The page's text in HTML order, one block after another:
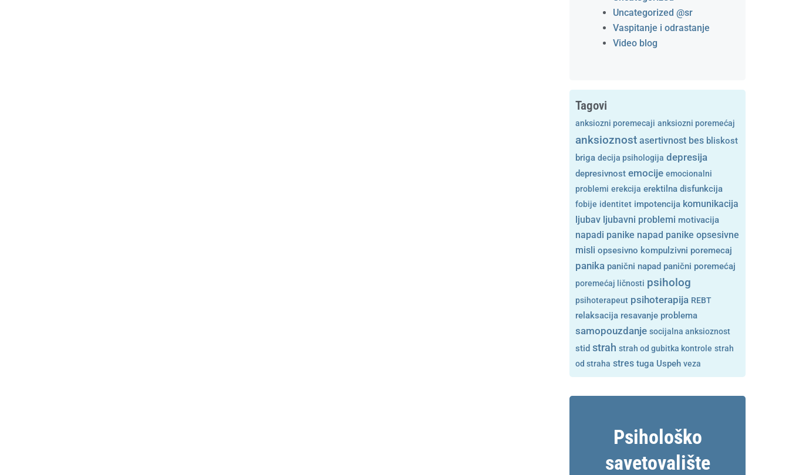
Uncategorized @sr
Vaspitanje i odrastanje
Video blog
Tagovi
anksiozni poremecaji anksiozni poremećaj
anksioznost asertivnost bes bliskost
briga decija psihologija depresija
depresivnost emocije emocionalni
problemi erekcija erektilna disfunkcija
fobije identitet impotencija komunikacija
ljubav ljubavni problemi motivacija
napadi panike napad panike opsesivne
misli opsesivno kompulzivni poremecaj
panika panični napad panični poremećaj
poremećaj ličnosti psiholog
psihoterapeut psihoterapija REBT
relaksacija resavanje problema
samopouzdanje socijalna anksioznost
stid strah strah od gubitka kontrole strah
od straha stres tuga Uspeh veza
Psihološko
savetovalište